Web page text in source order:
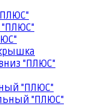
"ПЛЮС"
"ПЛЮС"
"ПЛЮС"
"ПЛЮС"